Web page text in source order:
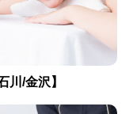
川/金沢】